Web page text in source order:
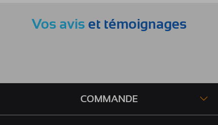
Vos avis et témoignages
COMMANDE